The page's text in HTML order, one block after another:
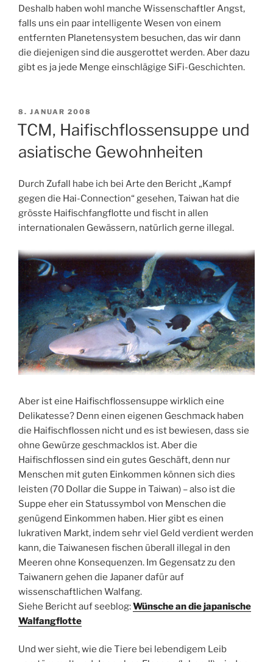
Deshalb haben wohl manche Wissenschaftler Angst,
falls uns ein paar intelligente Wesen von einem
entfernten Planetensystem besuchen, das wir dann
die diejenigen sind die ausgerottet werden. Aber dazu
gibt es ja jede Menge einschlägige SiFi-Geschichten.
VERÖFFENTLICHT
AM
8. JANUAR 2008
TCM, Haifischflossensuppe und
asiatische Gewohnheiten
Durch Zufall habe ich bei Arte den Bericht „Kampf
gegen die Hai-Connection“ gesehen, Taiwan hat die
grösste Haifischfangflotte und fischt in allen
internationalen Gewässern, natürlich gerne illegal.
Aber ist eine Haifischflossensuppe wirklich eine
Delikatesse? Denn einen eigenen Geschmack haben
die Haifischflossen nicht und es ist bewiesen, dass sie
ohne Gewürze geschmacklos ist. Aber die
Haifischflossen sind ein gutes Geschäft, denn nur
Menschen mit guten Einkommen können sich dies
leisten (70 Dollar die Suppe in Taiwan) – also ist die
Suppe eher ein Statussymbol von Menschen die
genügend Einkommen haben. Hier gibt es einen
lukrativen Markt, indem sehr viel Geld verdient werden
kann, die Taiwanesen fischen überall illegal in den
Meeren ohne Konsequenzen. Im Gegensatz zu den
Taiwanern gehen die Japaner dafür auf
wissenschaftlichen Walfang.
Siehe Bericht auf seeblog:Wünsche an die japanische
Walfangflotte
Und wer sieht, wie die Tiere bei lebendigem Leib